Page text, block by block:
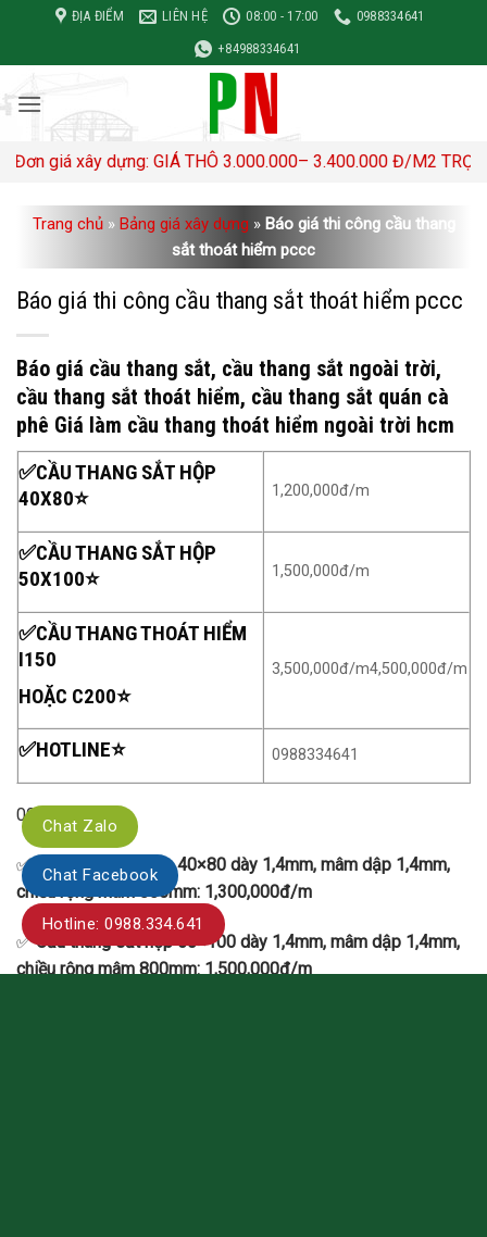
nội
dung
ĐỊA ĐIỂM LIÊN HỆ 08:00 - 17:00
0988334641
+84988334641
xây dựng: GIÁ THÔ 3.000.000– 3.400.000 Đ/M2 TRỌN GÓI
Trang chủ » Bảng giá xây dựng » Báo giá thi công cầu thang
sắt thoát hiểm pccc
Báo giá thi công cầu thang sắt thoát hiểm pccc
Báo giá cầu thang sắt, cầu thang sắt ngoài trời,
cầu thang sắt thoát hiểm, cầu thang sắt quán cà
phê Giá làm cầu thang thoát hiểm ngoài trời hcm
✅CẦU THANG SẮT HỘP
40X80⭐
1,200,000đ/m
✅CẦU THANG SẮT HỘP
50X100⭐
1,500,000đ/m
✅CẦU THANG THOÁT HIỂM
I150
HOẶC C200⭐
3,500,000đ/m4,500,000đ/m
✅HOTLINE⭐ 0988334641
0988334641
✅Cầu thang sắt hộp 40×80 dày 1,4mm, mâm dập 1,4mm,
chiều rộng mâm 800mm: 1,300,000đ/m
✅Cầu thang sắt hộp 50×100 dày 1,4mm, mâm dập 1,4mm,
chiều rộng mâm 800mm: 1,500,000đ/m
Chat Zalo
Chat Facebook
Hotline: 0988.334.641